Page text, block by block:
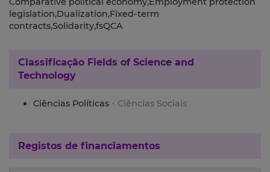
legislation,Dualization,Fixed-term
contracts,Solidarity,fsQCA
Classificação Fields of Science and
Technology
Ciências Políticas - Ciências Sociais
Registos de financiamentos